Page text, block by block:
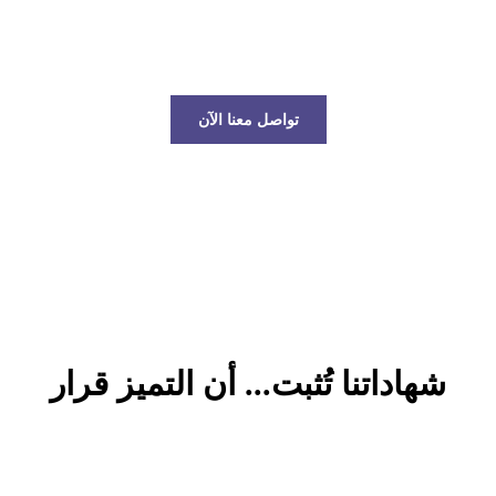
تواصل معنا الآن
شهاداتنا تُثبت... أن التميز قرار